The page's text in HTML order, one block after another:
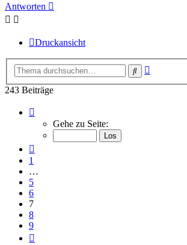
Antworten
Druckansicht
Suche
243 Beiträge
von
Gehe zu Seite:
1
…
5
6
7
8
9